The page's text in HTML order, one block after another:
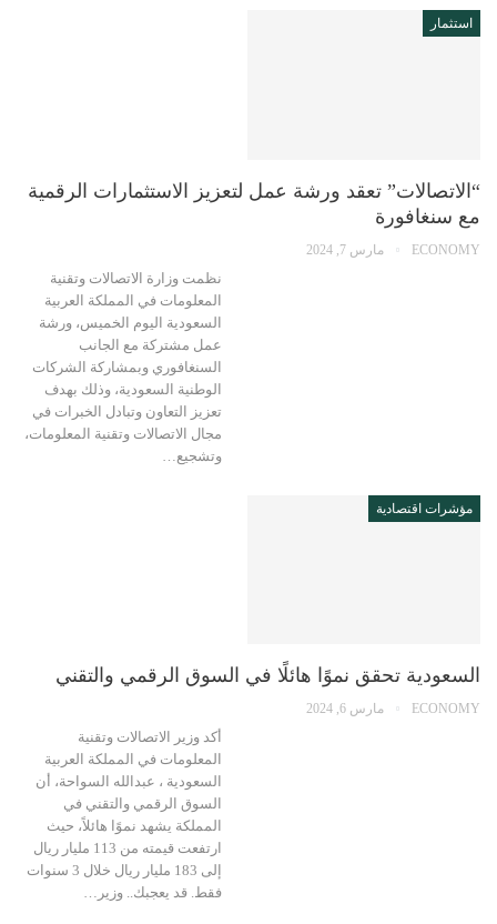
استثمار
“الاتصالات” تعقد ورشة عمل لتعزيز الاستثمارات الرقمية
مع سنغافورة
ECONOMY مارس 7, 2024
نظمت وزارة الاتصالات وتقنية
المعلومات في المملكة العربية
السعودية اليوم الخميس، ورشة
عمل مشتركة مع الجانب
السنغافوري وبمشاركة الشركات
الوطنية السعودية، وذلك بهدف
تعزيز التعاون وتبادل الخبرات في
مجال الاتصالات وتقنية المعلومات،
وتشجيع…
مؤشرات اقتصادية
السعودية تحقق نموًا هائلًا في السوق الرقمي والتقني
ECONOMY مارس 6, 2024
أكد وزير الاتصالات وتقنية
المعلومات في المملكة العربية
السعودية ، عبدالله السواحة، أن
السوق الرقمي والتقني في
المملكة يشهد نموًا هائلاً، حيث
ارتفعت قيمته من 113 مليار ريال
إلى 183 مليار ريال خلال 3 سنوات
فقط. قد يعجبك.. وزير…